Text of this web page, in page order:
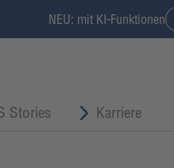
NEU: mit KI-Funktionen
Stories Karriere